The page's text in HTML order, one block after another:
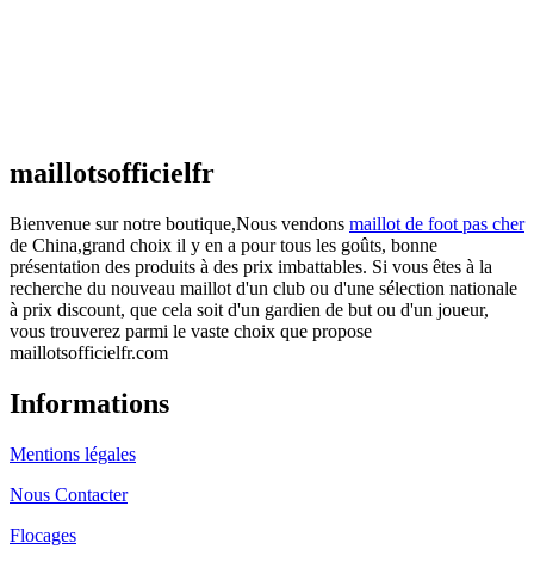
maillotsofficielfr
Bienvenue sur notre boutique,Nous vendons maillot de foot pas cher
de China,grand choix il y en a pour tous les goûts, bonne
présentation des produits à des prix imbattables. Si vous êtes à la
recherche du nouveau maillot d'un club ou d'une sélection nationale
à prix discount, que cela soit d'un gardien de but ou d'un joueur,
vous trouverez parmi le vaste choix que propose
maillotsofficielfr.com
Informations
Mentions légales
Nous Contacter
Flocages